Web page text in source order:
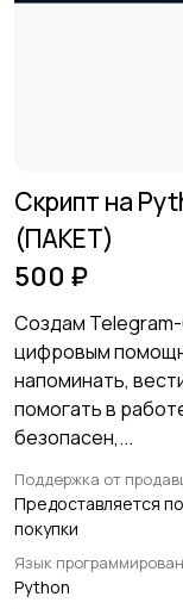
Скрипт на
(ПАКЕТ)
500 ₽
Создам
цифровым
напоминать,
помогать в
безопасен,...
Поддержка от
Предоставляется
покупки
Язык
Python